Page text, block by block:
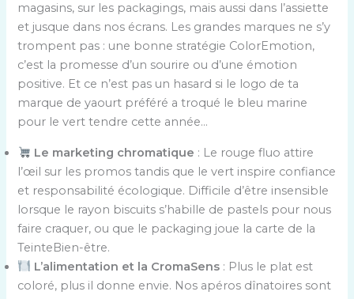
magasins, sur les packagings, mais aussi dans l’assiette
et jusque dans nos écrans. Les grandes marques ne s’y
trompent pas : une bonne stratégie ColorEmotion,
c’est la promesse d’un sourire ou d’une émotion
positive. Et ce n’est pas un hasard si le logo de ta
marque de yaourt préféré a troqué le bleu marine
pour le vert tendre cette année…
Le marketing chromatique : Le rouge fluo attire
l’œil sur les promos tandis que le vert inspire confiance
et responsabilité écologique. Difficile d’être insensible
lorsque le rayon biscuits s’habille de pastels pour nous
faire craquer, ou que le packaging joue la carte de la
TeinteBien-être.
L’alimentation et la CromaSens : Plus le plat est
coloré, plus il donne envie. Nos apéros dînatoires sont